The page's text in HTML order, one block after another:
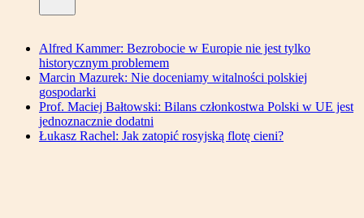
Alfred Kammer: Bezrobocie w Europie nie jest tylko
historycznym problemem
Marcin Mazurek: Nie doceniamy witalności polskiej
gospodarki
Prof. Maciej Bałtowski: Bilans członkostwa Polski w UE jest
jednoznacznie dodatni
Łukasz Rachel: Jak zatopić rosyjską flotę cieni?